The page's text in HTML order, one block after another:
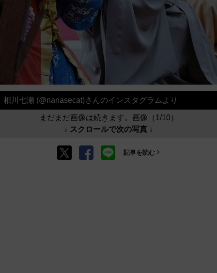
相川七瀬 (@nanasecat)さんのインスタグラムより
まだまだ画像は続きます。画像（1/10）
↓ スクロールで次の写真 ↓
記事を読む